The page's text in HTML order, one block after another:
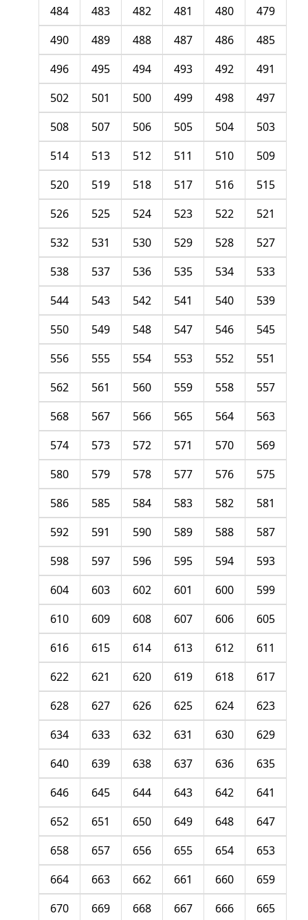
479
480
481
482
483
484
485
486
487
488
489
490
491
492
493
494
495
496
497
498
499
500
501
502
503
504
505
506
507
508
509
510
511
512
513
514
515
516
517
518
519
520
521
522
523
524
525
526
527
528
529
530
531
532
533
534
535
536
537
538
539
540
541
542
543
544
545
546
547
548
549
550
551
552
553
554
555
556
557
558
559
560
561
562
563
564
565
566
567
568
569
570
571
572
573
574
575
576
577
578
579
580
581
582
583
584
585
586
587
588
589
590
591
592
593
594
595
596
597
598
599
600
601
602
603
604
605
606
607
608
609
610
611
612
613
614
615
616
617
618
619
620
621
622
623
624
625
626
627
628
629
630
631
632
633
634
635
636
637
638
639
640
641
642
643
644
645
646
647
648
649
650
651
652
653
654
655
656
657
658
659
660
661
662
663
664
665
666
667
668
669
670